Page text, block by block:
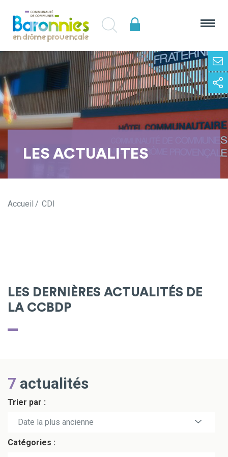
LES ACTUALITES
Accueil CDI
LES DERNIÈRES ACTUALITÉS DE
LA CCBDP
7 actualités
Trier par :
Date la plus récente
Date la plus ancienne
Catégories :